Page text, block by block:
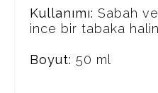
Kullanımı: Sabah
ince bir tabaka
Boyut: 50 ml